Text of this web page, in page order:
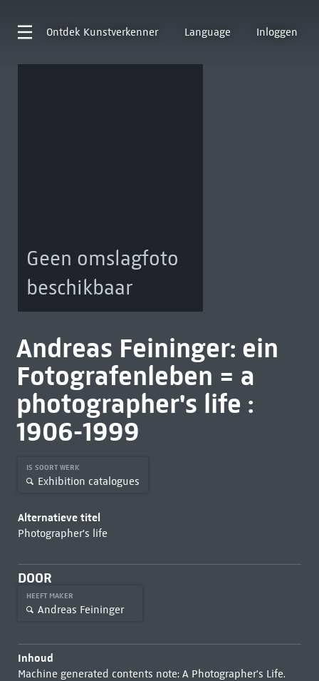
Ontdek Kunstverkenner Language Inloggen
Geen omslagfoto
beschikbaar
Andreas Feininger: ein
Fotografenleben = a
photographer's life :
1906-1999
IS SOORT WERK
Exhibition catalogues
Alternatieve titel
Photographer's life
DOOR
HEEFT MAKER
Andreas Feininger
Inhoud
Machine generated contents note: A Photographer's Life.